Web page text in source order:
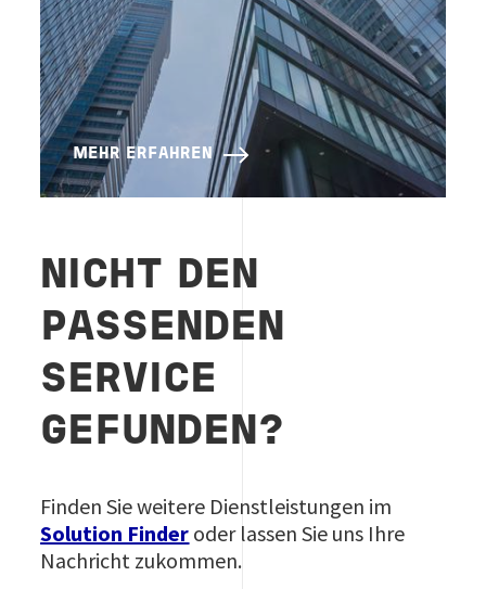
MEHR ERFAHREN
NICHT DEN
PASSENDEN
SERVICE
GEFUNDEN?
Finden Sie weitere Dienstleistungen im
Solution Finder oder lassen Sie uns Ihre
Nachricht zukommen.